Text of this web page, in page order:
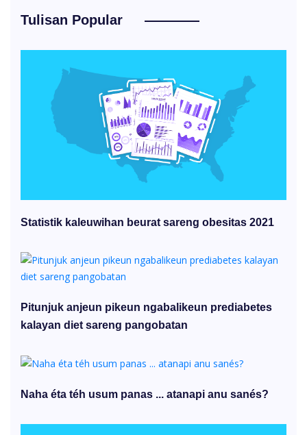
Tulisan Popular
Statistik kaleuwihan beurat sareng obesitas 2021
Pitunjuk anjeun pikeun ngabalikeun prediabetes
kalayan diet sareng pangobatan
Naha éta téh usum panas ... atanapi anu sanés?